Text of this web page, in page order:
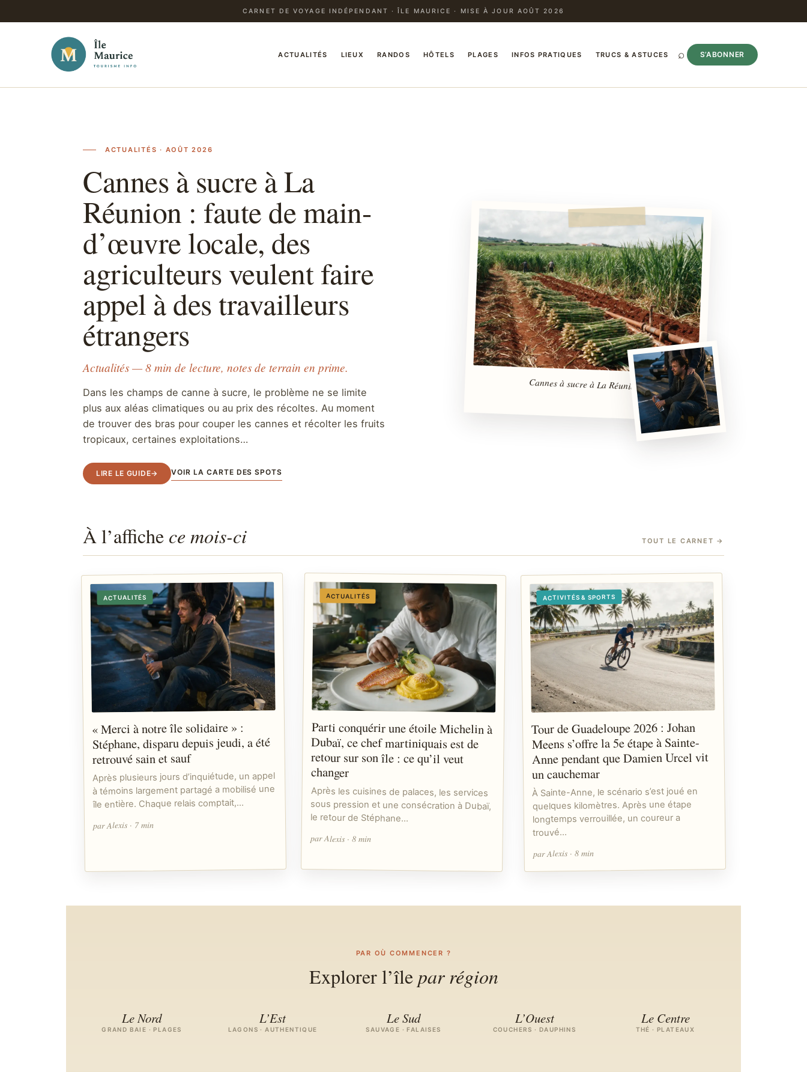
CARNET DE VOYAGE INDÉPENDANT · ÎLE MAURICE · MISE À JOUR AOÛT 2026
ACTUALITÉS LIEUX RANDOS HÔTELS PLAGES INFOS PRATIQUES TRUCS & ASTUCES ⌕ S’ABONNER
ACTUALITÉS · AOÛT 2026
Cannes à sucre à La
Réunion : faute de main-
d’œuvre locale, des
agriculteurs veulent faire
appel à des travailleurs
étrangers
Actualités — 8 min de lecture, notes de terrain en prime.
Dans les champs de canne à sucre, le problème ne se limite
plus aux aléas climatiques ou au prix des récoltes. Au moment
de trouver des bras pour couper les cannes et récolter les fruits
tropicaux, certaines exploitations…
LIRE LE GUIDE→ VOIR LA CARTE DES SPOTS
Cannes à sucre à La Réunion
À l’affiche ce mois-ci TOUT LE CARNET →
ACTUALITÉS
« Merci à notre île solidaire » :
Stéphane, disparu depuis jeudi, a été
retrouvé sain et sauf
Après plusieurs jours d’inquiétude, un appel
à témoins largement partagé a mobilisé une
île entière. Chaque relais comptait,…
par Alexis · 7 min
ACTUALITÉS
Parti conquérir une étoile Michelin à
Dubaï, ce chef martiniquais est de
retour sur son île : ce qu’il veut
changer
Après les cuisines de palaces, les services
sous pression et une consécration à Dubaï,
le retour de Stéphane…
par Alexis · 8 min
ACTIVITÉS & SPORTS
Tour de Guadeloupe 2026 : Johan
Meens s’offre la 5e étape à Sainte-
Anne pendant que Damien Urcel vit
un cauchemar
À Sainte-Anne, le scénario s’est joué en
quelques kilomètres. Après une étape
longtemps verrouillée, un coureur a
trouvé…
par Alexis · 8 min
PAR OÙ COMMENCER ?
Explorer l’îlepar région
Le Nord
GRAND BAIE · PLAGES
L’Est
LAGONS · AUTHENTIQUE
Le Sud
SAUVAGE · FALAISES
L’Ouest
COUCHERS · DAUPHINS
Le Centre
THÉ · PLATEAUX